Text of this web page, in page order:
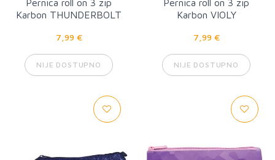
Pernica roll on 3 zip
Karbon THUNDERBOLT
7,99 €
NIJE DOSTUPNO
Pernica roll on 3 zip
Karbon VIOLY
7,99 €
NIJE DOSTUPNO